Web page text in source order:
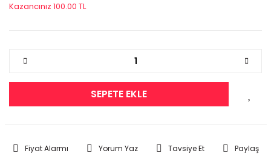
Kazancınız 100.00 TL
SEPETE EKLE
Fiyat Alarmı Yorum Yaz Tavsiye Et Paylaş